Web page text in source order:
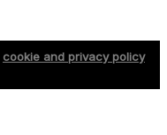
cookie and privacy policy